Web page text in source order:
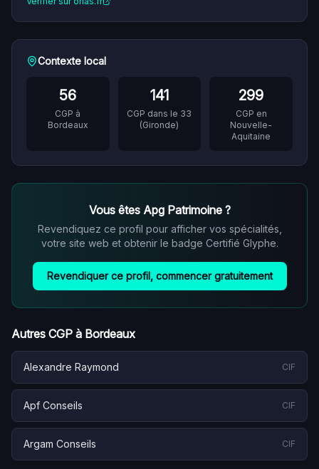
Contexte local
56
CGP à
Bordeaux
141
CGP dans le 33
(Gironde)
299
CGP en
Nouvelle-
Aquitaine
Vous êtes Apg Patrimoine?
Revendiquez ce profil pour afficher vos spécialités,
votre site web et obtenir le badge Certifié Glyphe.
Revendiquer ce profil, commencer gratuitement
Autres CGP à Bordeaux
Alexandre Raymond CIF
Apf Conseils CIF
Argam Conseils CIF